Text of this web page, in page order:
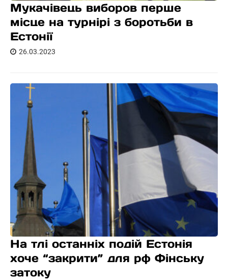
Мукачівець виборов перше
місце на турнірі з боротьби в
Естонії
26.03.2023
На тлі останніх подій Естонія
хоче “закрити” для рф Фінську
затоку